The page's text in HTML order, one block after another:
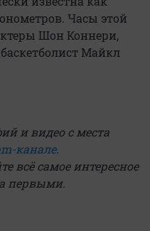
Часы этой
Шон Коннери,
Майкл
и видео с места
канале.
всё самое интересное
первыми.